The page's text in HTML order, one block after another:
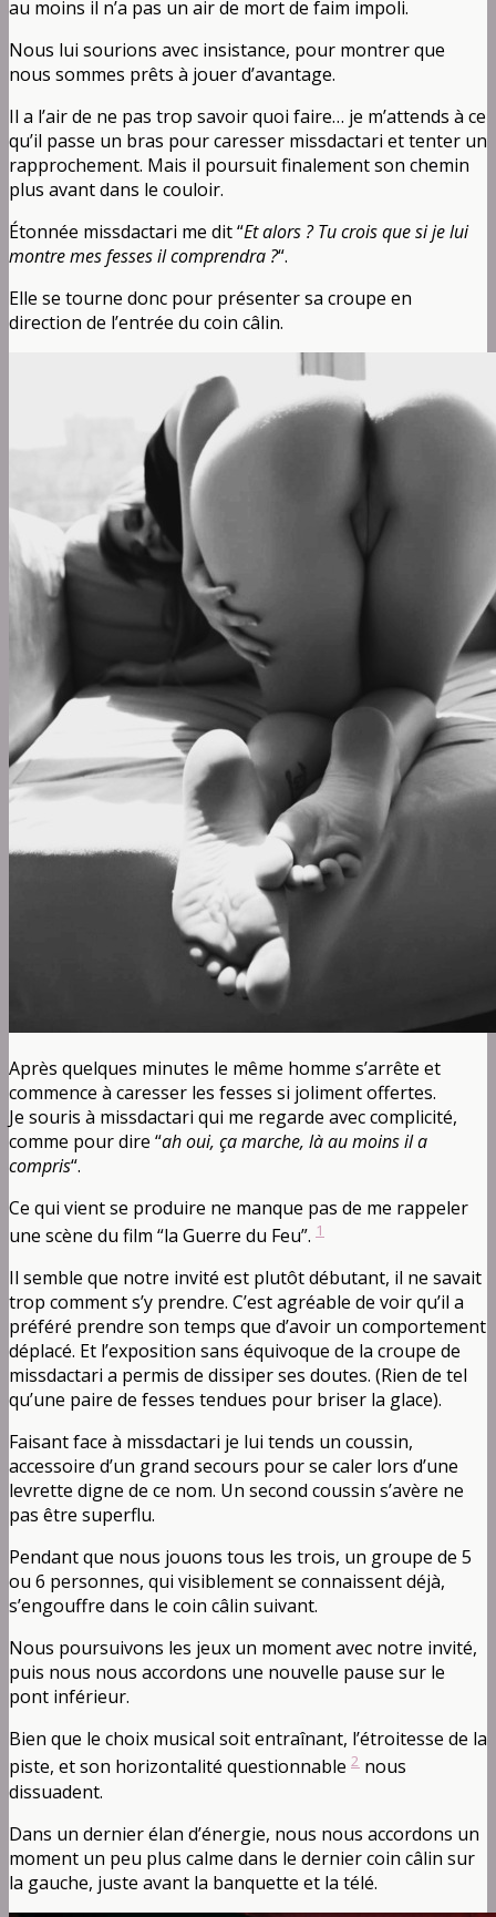
au moins il n’a pas un air de mort de faim impoli.
Nous lui sourions avec insistance, pour montrer que
nous sommes prêts à jouer d’avantage.
Il a l’air de ne pas trop savoir quoi faire… je m’attends à ce
qu’il passe un bras pour caresser missdactari et tenter un
rapprochement. Mais il poursuit finalement son chemin
plus avant dans le couloir.
Étonnée missdactari me dit “Et alors ? Tu crois que si je lui
montre mes fesses il comprendra ?“.
Elle se tourne donc pour présenter sa croupe en
direction de l’entrée du coin câlin.
Après quelques minutes le même homme s’arrête et
commence à caresser les fesses si joliment offertes.
Je souris à missdactari qui me regarde avec complicité,
comme pour dire “ah oui, ça marche, là au moins il a
compris“.
Ce qui vient se produire ne manque pas de me rappeler
une scène du film “la Guerre du Feu”. 1
Il semble que notre invité est plutôt débutant, il ne savait
trop comment s’y prendre. C’est agréable de voir qu’il a
préféré prendre son temps que d’avoir un comportement
déplacé. Et l’exposition sans équivoque de la croupe de
missdactari a permis de dissiper ses doutes. (Rien de tel
qu’une paire de fesses tendues pour briser la glace).
Faisant face à missdactari je lui tends un coussin,
accessoire d’un grand secours pour se caler lors d’une
levrette digne de ce nom. Un second coussin s’avère ne
pas être superflu.
Pendant que nous jouons tous les trois, un groupe de 5
ou 6 personnes, qui visiblement se connaissent déjà,
s’engouffre dans le coin câlin suivant.
Nous poursuivons les jeux un moment avec notre invité,
puis nous nous accordons une nouvelle pause sur le
pont inférieur.
Bien que le choix musical soit entraînant, l’étroitesse de la
piste, et son horizontalité questionnable 2 nous
dissuadent.
Dans un dernier élan d’énergie, nous nous accordons un
moment un peu plus calme dans le dernier coin câlin sur
la gauche, juste avant la banquette et la télé.